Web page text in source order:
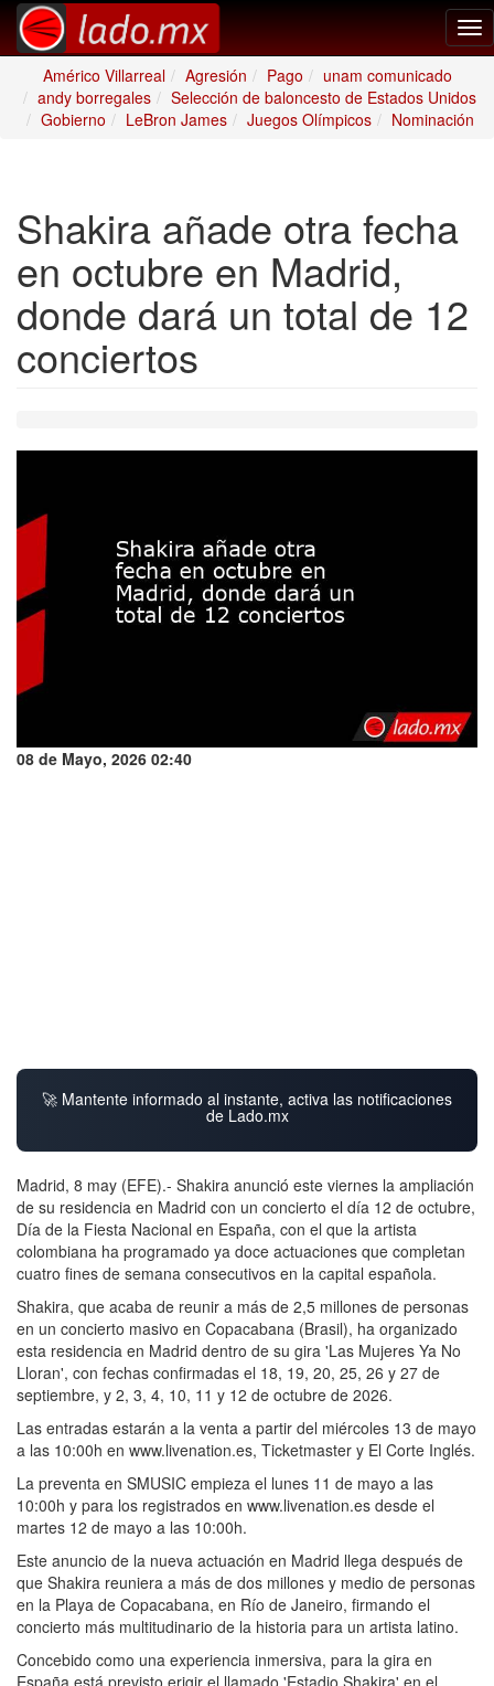
Américo Villarreal
Agresión Pago
unam comunicado
andy borregales
Selección de baloncesto de Estados Unidos
Gobierno
LeBron James Juegos Olímpicos Nominación
Shakira añade otra fecha
en octubre en Madrid,
donde dará un total de 12
conciertos
08 de Mayo, 2026 02:40
🚀 Mantente informado al instante, activa las notificaciones
de Lado.mx
Madrid, 8 may (EFE).- Shakira anunció este viernes la ampliación
de su residencia en Madrid con un concierto el día 12 de octubre,
Día de la Fiesta Nacional en España, con el que la artista
colombiana ha programado ya doce actuaciones que completan
cuatro fines de semana consecutivos en la capital española.
Shakira, que acaba de reunir a más de 2,5 millones de personas
en un concierto masivo en Copacabana (Brasil), ha organizado
esta residencia en Madrid dentro de su gira 'Las Mujeres Ya No
Lloran', con fechas confirmadas el 18, 19, 20, 25, 26 y 27 de
septiembre, y 2, 3, 4, 10, 11 y 12 de octubre de 2026.
Las entradas estarán a la venta a partir del miércoles 13 de mayo
a las 10:00h en www.livenation.es, Ticketmaster y El Corte Inglés.
La preventa en SMUSIC empieza el lunes 11 de mayo a las
10:00h y para los registrados en www.livenation.es desde el
martes 12 de mayo a las 10:00h.
Este anuncio de la nueva actuación en Madrid llega después de
que Shakira reuniera a más de dos millones y medio de personas
en la Playa de Copacabana, en Río de Janeiro, firmando el
concierto más multitudinario de la historia para un artista latino.
Concebido como una experiencia inmersiva, para la gira en
España está previsto erigir el llamado 'Estadio Shakira' en el